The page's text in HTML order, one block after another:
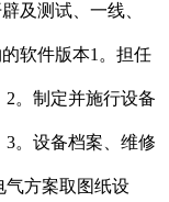
及测试、一线、
软件版本1。担任
。制定并施行设备
。设备档案、维修
气方案取图纸设